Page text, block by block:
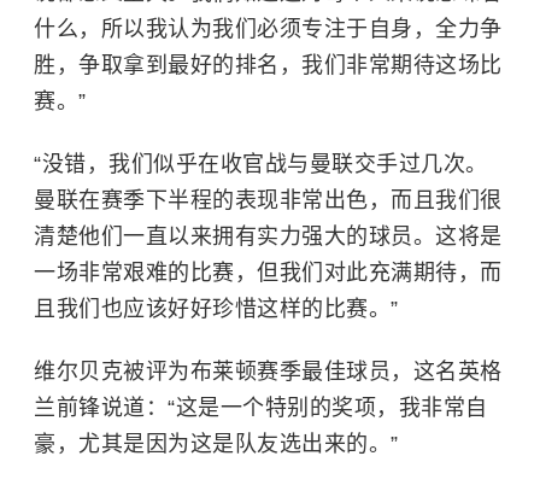
什么，所以我认为我们必须专注于自身，全力争
胜，争取拿到最好的排名，我们非常期待这场比
赛。”
“没错，我们似乎在收官战与曼联交手过几次。
曼联在赛季下半程的表现非常出色，而且我们很
清楚他们一直以来拥有实力强大的球员。这将是
一场非常艰难的比赛，但我们对此充满期待，而
且我们也应该好好珍惜这样的比赛。”
维尔贝克被评为布莱顿赛季最佳球员，这名英格
兰前锋说道：“这是一个特别的奖项，我非常自
豪，尤其是因为这是队友选出来的。”